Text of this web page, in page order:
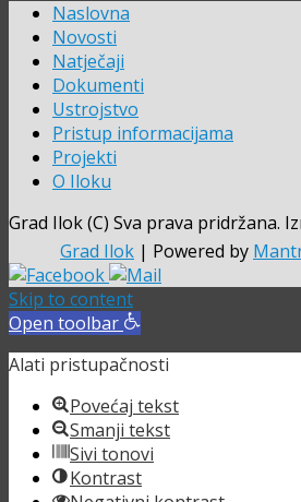
Naslovna
Novosti
Natječaji
Dokumenti
Ustrojstvo
Pristup informacijama
Projekti
O Iloku
Grad Ilok (C) Sva prava pridržana.
Grad Ilok | Powered by
Skip to content
Open toolbar
Alati pristupačnosti
Povećaj tekst
Smanji tekst
Sivi tonovi
Kontrast